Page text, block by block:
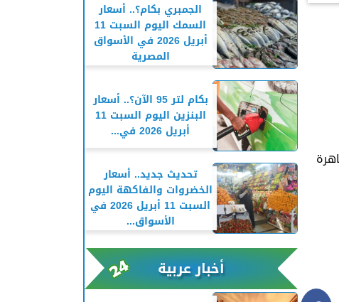
الجمبري بكام؟.. أسعار
السمك اليوم السبت 11
أبريل 2026 في الأسواق
المصرية
بكام لتر 95 الآن؟.. أسعار
البنزين اليوم السبت 11
أبريل 2026 في...
تحديث جديد.. أسعار
الخضروات والفاكهة اليوم
السبت 11 أبريل 2026 في
الأسواق...
أخبار عربية